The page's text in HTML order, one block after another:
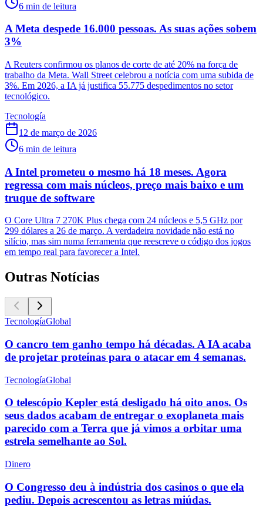
6 min de leitura
A Meta despede 16.000 pessoas. As suas ações sobem
3%
A Reuters confirmou os planos de corte de até 20% na força de
trabalho da Meta. Wall Street celebrou a notícia com uma subida de
3%. Em 2026, a IA já justifica 55.775 despedimentos no setor
tecnológico.
Tecnología
12 de março de 2026
6 min de leitura
A Intel prometeu o mesmo há 18 meses. Agora
regressa com mais núcleos, preço mais baixo e um
truque de software
O Core Ultra 7 270K Plus chega com 24 núcleos e 5,5 GHz por
299 dólares a 26 de março. A verdadeira novidade não está no
silício, mas sim numa ferramenta que reescreve o código dos jogos
em tempo real para favorecer a Intel.
Outras Notícias
TecnologíaGlobal
O cancro tem ganho tempo há décadas. A IA acaba
de projetar proteínas para o atacar em 4 semanas.
TecnologíaGlobal
O telescópio Kepler está desligado há oito anos. Os
seus dados acabam de entregar o exoplaneta mais
parecido com a Terra que já vimos a orbitar uma
estrela semelhante ao Sol.
Dinero
O Congresso deu à indústria dos casinos o que ela
pediu. Depois acrescentou as letras miúdas.